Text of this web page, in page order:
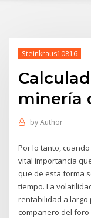
Steinkraus10816
minería
byAuthor
Por lo tanto,
vital importancia
que de esta forma
tiempo. La
rentabilidad a largo
compañero del